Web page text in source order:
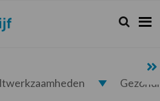
Zoeken...
Zoek